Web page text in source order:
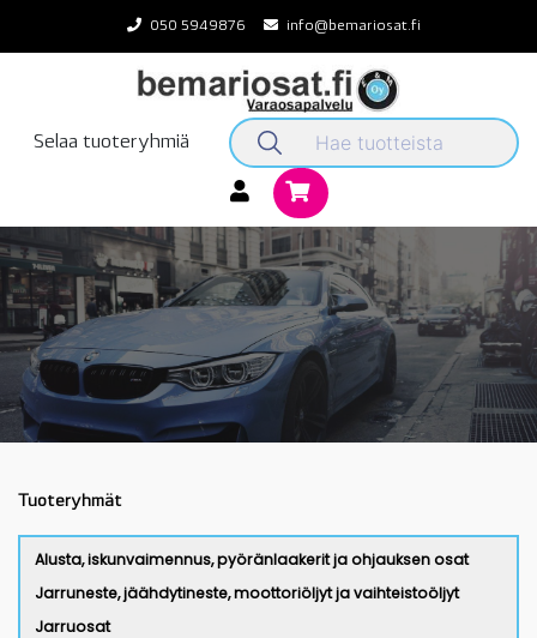
content
050 5949876 info@bemariosat.fi
Selaa tuoteryhmiä
Tuoteryhmät
Alusta, iskunvaimennus, pyöränlaakerit ja ohjauksen osat
Jarruneste, jäähdytineste, moottoriöljyt ja vaihteistoöljyt
Jarruosat